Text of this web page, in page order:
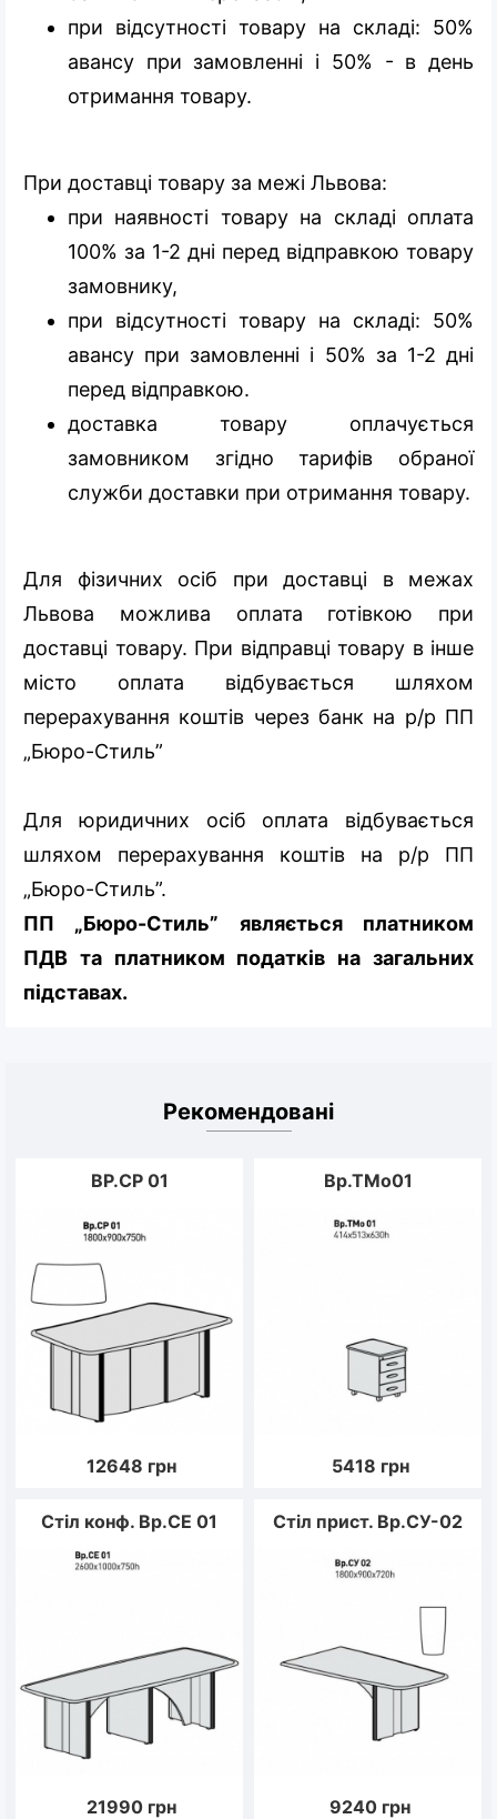
при відсутності товару на складі: 50%
авансу при замовленні і 50% - в день
отримання товару.
При доставці товару за межі Львова:
при наявності товару на складі оплата
100% за 1-2 дні перед відправкою товару
замовнику,
при відсутності товару на складі: 50%
авансу при замовленні і 50% за 1-2 дні
перед відправкою.
доставка товару оплачується
замовником згідно тарифів обраної
служби доставки при отримання товару.
Для фізичних осіб при доставці в межах
Львова можлива оплата готівкою при
доставці товару. При відправці товару в інше
місто оплата відбувається шляхом
перерахування коштів через банк на р/р ПП
„Бюро-Стиль”
Для юридичних осіб оплата відбувається
шляхом перерахування коштів на р/р ПП
„Бюро-Стиль”.
ПП „Бюро-Стиль” являється платником
ПДВ та платником податків на загальних
підставах.
Рекомендовані
ВР.СР 01
12648 грн
Вр.ТМо01
5418 грн
Стіл конф. Вр.СЕ 01
21990 грн
Стіл прист. Вр.СУ-02
9240 грн